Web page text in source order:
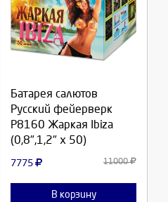
Батарея салютов
Русский фейерверк
Р8160 Жаркая Ibiza
(0,8",1,2" х 50)
7775 11000
В корзину
Выберите количество:
Продолжить
Отмена